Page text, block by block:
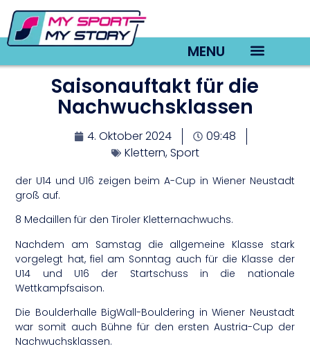
MENU
Saisonauftakt für die
Nachwuchsklassen
4. Oktober 2024
09:48
Klettern,Sport
der U14 und U16 zeigen beim A-Cup in Wiener Neustadt
groß auf.
8 Medaillen für den Tiroler Kletternachwuchs.
Nachdem am Samstag die allgemeine Klasse stark
vorgelegt hat, fiel am Sonntag auch für die Klasse der
U14 und U16 der Startschuss in die nationale
Wettkampfsaison.
Die Boulderhalle BigWall-Bouldering in Wiener Neustadt
war somit auch Bühne für den ersten Austria-Cup der
Nachwuchsklassen.